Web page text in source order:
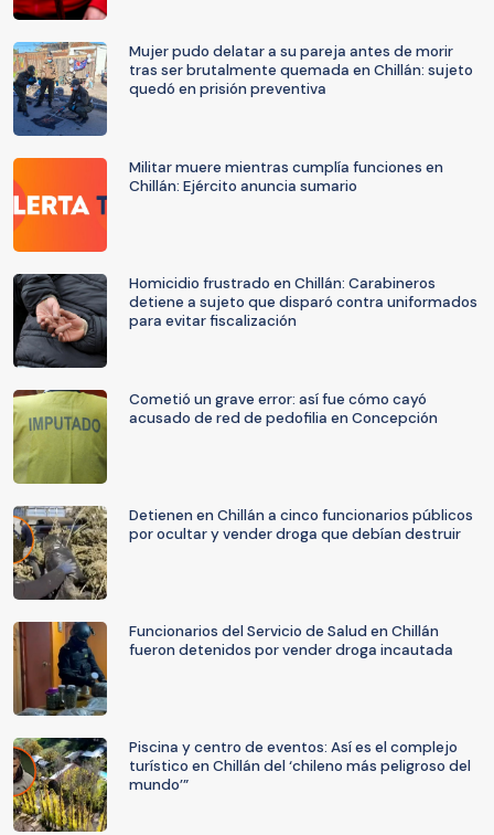
Mujer pudo delatar a su pareja antes de morir
tras ser brutalmente quemada en Chillán: sujeto
quedó en prisión preventiva
Militar muere mientras cumplía funciones en
Chillán: Ejército anuncia sumario
Homicidio frustrado en Chillán: Carabineros
detiene a sujeto que disparó contra uniformados
para evitar fiscalización
Cometió un grave error: así fue cómo cayó
acusado de red de pedofilia en Concepción
Detienen en Chillán a cinco funcionarios públicos
por ocultar y vender droga que debían destruir
Funcionarios del Servicio de Salud en Chillán
fueron detenidos por vender droga incautada
Piscina y centro de eventos: Así es el complejo
turístico en Chillán del ‘chileno más peligroso del
mundo’”